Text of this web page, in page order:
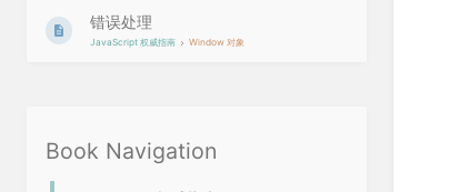
Book Navigation
错误处理
JavaScript 权威指南 Window 对象